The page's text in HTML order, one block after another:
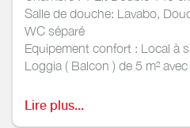
Salle de douche: Lavabo,
WC séparé
Equipement confort : Local à
Loggia ( Balcon ) de 5 m²
Lire plus...